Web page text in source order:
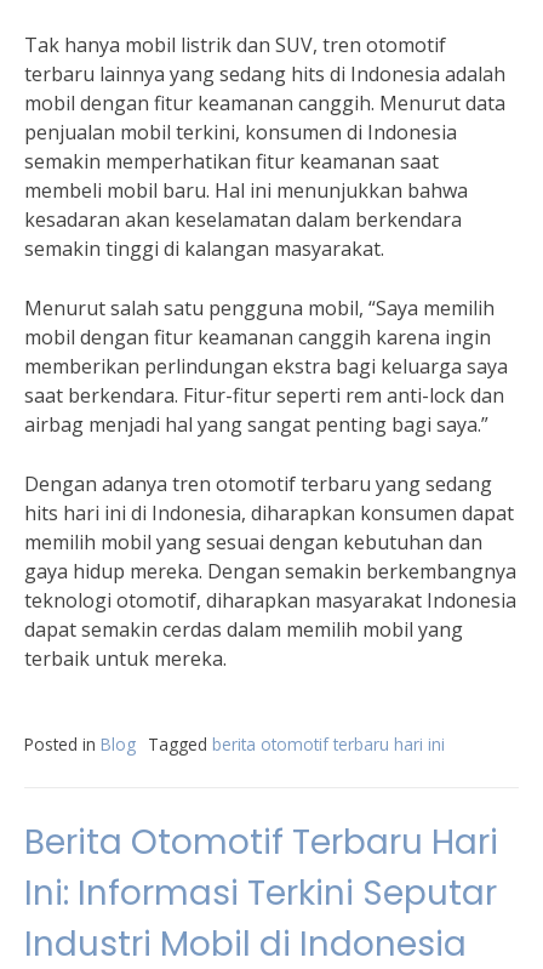
Tak hanya mobil listrik dan SUV, tren otomotif
terbaru lainnya yang sedang hits di Indonesia adalah
mobil dengan fitur keamanan canggih. Menurut data
penjualan mobil terkini, konsumen di Indonesia
semakin memperhatikan fitur keamanan saat
membeli mobil baru. Hal ini menunjukkan bahwa
kesadaran akan keselamatan dalam berkendara
semakin tinggi di kalangan masyarakat.
Menurut salah satu pengguna mobil, “Saya memilih
mobil dengan fitur keamanan canggih karena ingin
memberikan perlindungan ekstra bagi keluarga saya
saat berkendara. Fitur-fitur seperti rem anti-lock dan
airbag menjadi hal yang sangat penting bagi saya.”
Dengan adanya tren otomotif terbaru yang sedang
hits hari ini di Indonesia, diharapkan konsumen dapat
memilih mobil yang sesuai dengan kebutuhan dan
gaya hidup mereka. Dengan semakin berkembangnya
teknologi otomotif, diharapkan masyarakat Indonesia
dapat semakin cerdas dalam memilih mobil yang
terbaik untuk mereka.
Posted in Blog Tagged berita otomotif terbaru hari ini
Berita Otomotif Terbaru Hari
Ini: Informasi Terkini Seputar
Industri Mobil di Indonesia